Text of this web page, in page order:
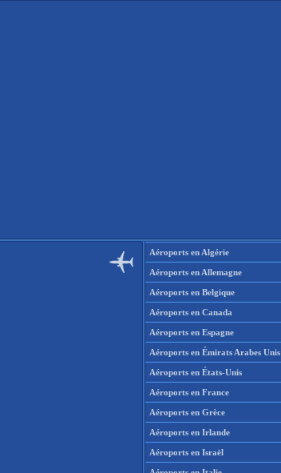
Aéroports en Algérie
Aéroports en Allemagne
Aéroports en Belgique
Aéroports en Canada
Aéroports en Espagne
Aéroports en Émirats Arabes Unis
Aéroports en États-Unis
Aéroports en France
Aéroports en Grèce
Aéroports en Irlande
Aéroports en Israël